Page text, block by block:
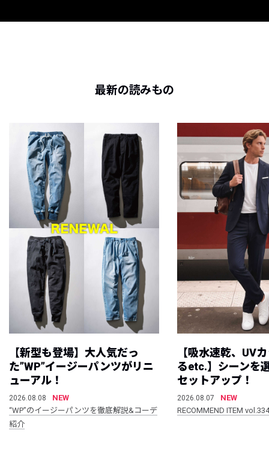
最新の読みもの
【新型も登場】大人気だっ
た”WP”イージーパンツがリニ
ューアル！
2026.08.08
NEW
“WP”のイージーパンツを徹底解説&コーデ
紹介
【吸水速乾、UV
るetc.】シーンを
セットアップ！
2026.08.07
NEW
RECOMMEND ITEM vol.334